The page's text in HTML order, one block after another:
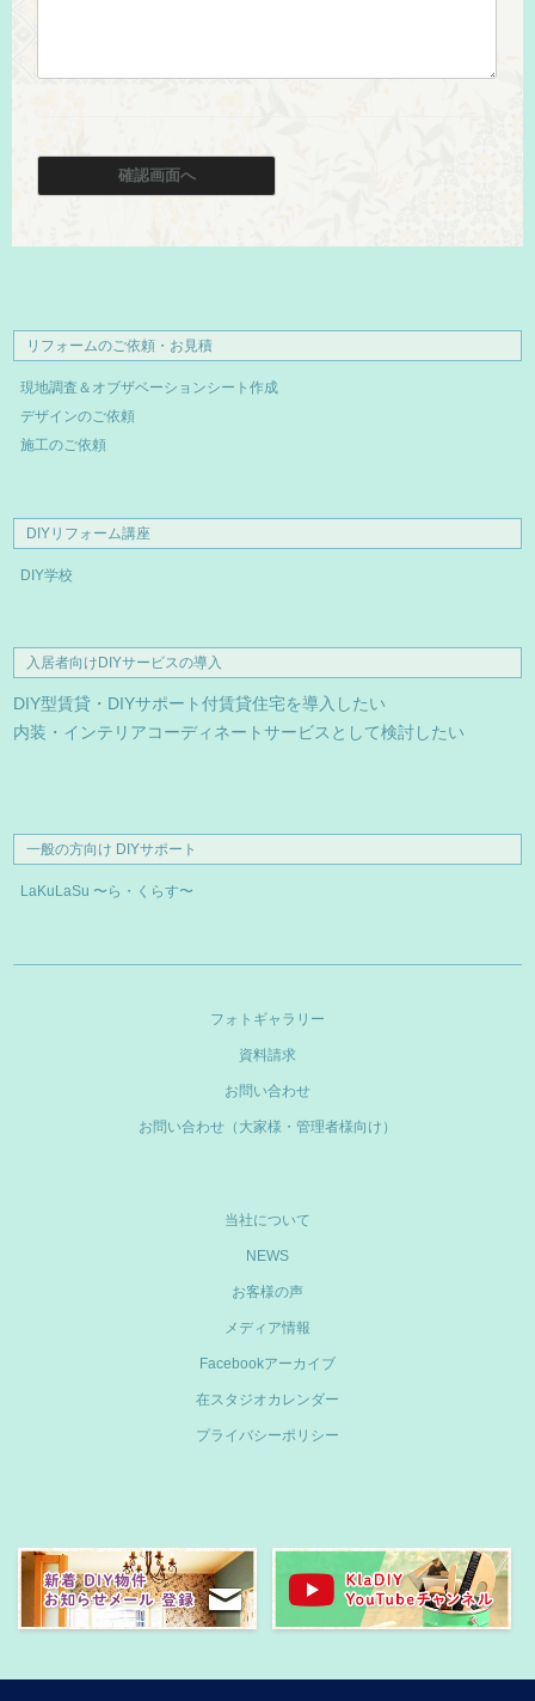
リフォームのご依頼・お見積
現地調査＆オブザベーションシート作成
デザインのご依頼
施工のご依頼
DIYリフォーム講座
DIY学校
入居者向けDIYサービスの導入
DIY型賃貸・DIYサポート付賃貸住宅を導入したい
内装・インテリアコーディネートサービスとして検討したい
一般の方向け DIYサポート
LaKuLaSu 〜ら・くらす〜
フォトギャラリー
資料請求
お問い合わせ
お問い合わせ（大家様・管理者様向け）
当社について
NEWS
お客様の声
メディア情報
Facebookアーカイブ
在スタジオカレンダー
プライバシーポリシー